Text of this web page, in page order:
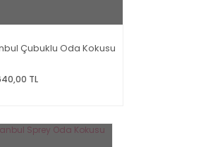
Çubuklu Oda Kokusu
TL